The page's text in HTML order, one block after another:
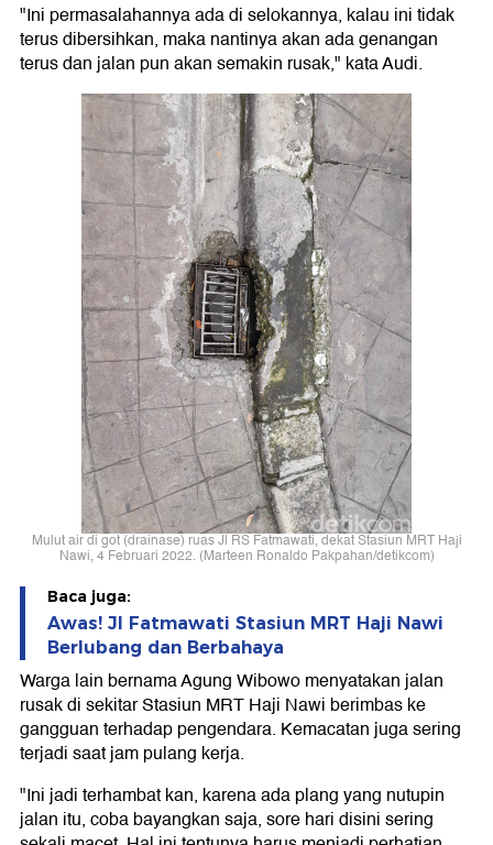
"Ini permasalahannya ada di selokannya, kalau ini tidak
terus dibersihkan, maka nantinya akan ada genangan
terus dan jalan pun akan semakin rusak," kata Audi.
Mulut air di got (drainase) ruas Jl RS Fatmawati, dekat Stasiun MRT Haji
Nawi, 4 Februari 2022. (Marteen Ronaldo Pakpahan/detikcom)
Baca juga:
Awas! Jl Fatmawati Stasiun MRT Haji Nawi
Berlubang dan Berbahaya
Warga lain bernama Agung Wibowo menyatakan jalan
rusak di sekitar Stasiun MRT Haji Nawi berimbas ke
gangguan terhadap pengendara. Kemacatan juga sering
terjadi saat jam pulang kerja.
"Ini jadi terhambat kan, karena ada plang yang nutupin
jalan itu, coba bayangkan saja, sore hari disini sering